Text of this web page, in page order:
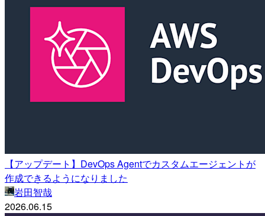
【アップデート】DevOps Agentでカスタムエージェントが
作成できるようになりました
岩田智哉
2026.06.15